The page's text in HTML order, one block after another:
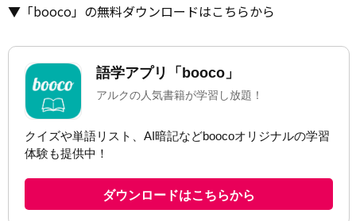
▼「booco」の無料ダウンロードはこちらから